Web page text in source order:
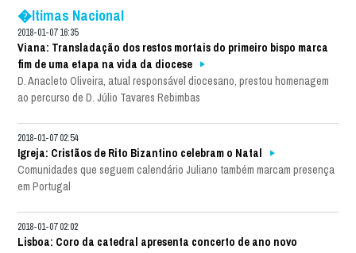
�ltimas Nacional
2018-01-07 16:35
Viana: Transladação dos restos mortais do primeiro bispo marca
fim de uma etapa na vida da diocese
D. Anacleto Oliveira, atual responsável diocesano, prestou homenagem
ao percurso de D. Júlio Tavares Rebimbas
2018-01-07 02:54
Igreja: Cristãos de Rito Bizantino celebram o Natal
Comunidades que seguem calendário Juliano também marcam presença
em Portugal
2018-01-07 02:02
Lisboa: Coro da catedral apresenta concerto de ano novo